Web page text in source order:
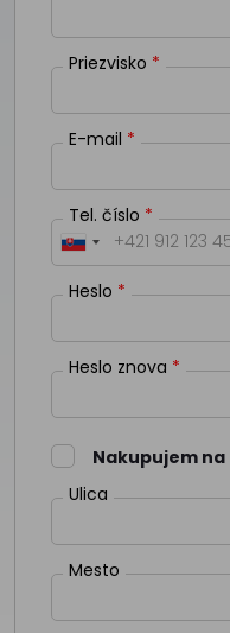
Priezvisko
E-mail
Tel. číslo
Heslo
Heslo znova
Nakupujem
Ulica
Mesto